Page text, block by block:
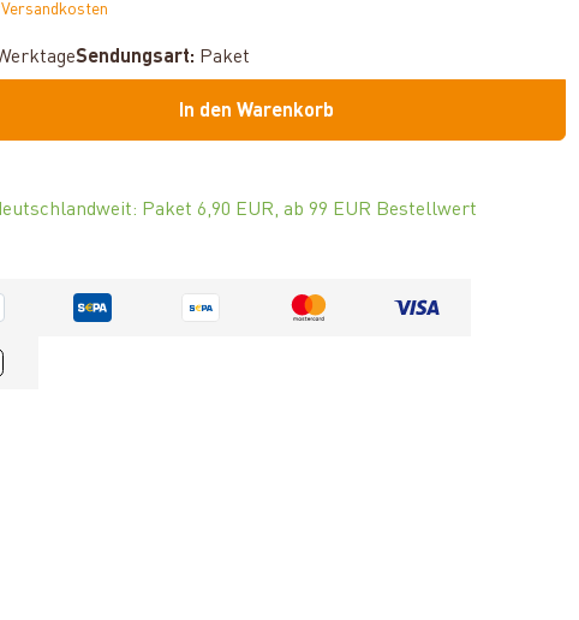
Sendungsart: Paket
In den Warenkorb
Paket 6,90 EUR, ab 99 EUR Bestellwert